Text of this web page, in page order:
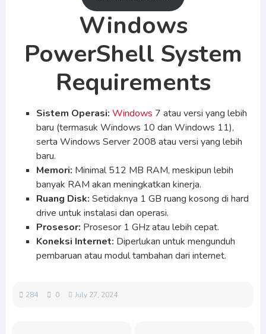
Windows
PowerShell System
Requirements
Sistem Operasi: Windows 7 atau versi yang lebih
baru (termasuk Windows 10 dan Windows 11),
serta Windows Server 2008 atau versi yang lebih
baru.
Memori: Minimal 512 MB RAM, meskipun lebih
banyak RAM akan meningkatkan kinerja.
Ruang Disk: Setidaknya 1 GB ruang kosong di hard
drive untuk instalasi dan operasi.
Prosesor: Prosesor 1 GHz atau lebih cepat.
Koneksi Internet: Diperlukan untuk mengunduh
pembaruan atau modul tambahan dari internet.
284 0 July 27, 2024